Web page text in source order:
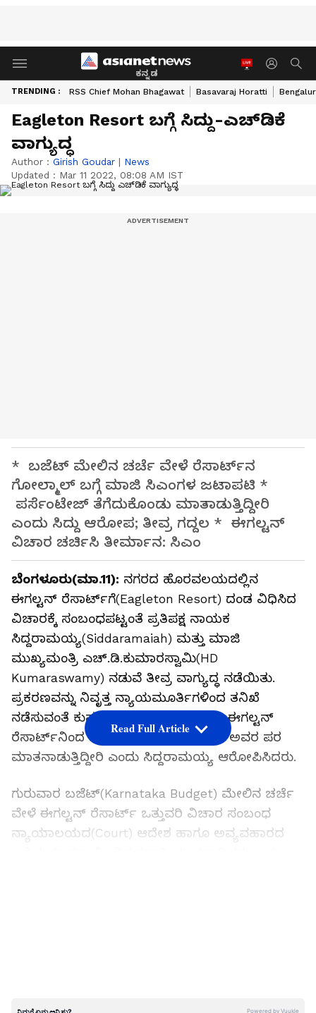
ಕನ್ನಡ
TRENDING : RSS Chief Mohan Bhagawat Basavaraj Horatti
Eagleton Resort ಬಗ್ಗೆ ಸಿದ್ದು-ಎಚ್‌ಡಿಕೆ
ವಾಗ್ಯುದ್ಧ
Author : Girish Goudar | News
Updated : Mar 11 2022, 08:08 AM IST
* ಬಜೆಟ್‌ ಮೇಲಿನ ಚರ್ಚೆ ವೇಳೆ ರೆಸಾರ್ಟ್‌ನ
ಗೋಲ್ಮಾಲ್‌ ಬಗ್ಗೆ ಮಾಜಿ ಸಿಎಂಗಳ ಜಟಾಪಟಿ *
ಪರ್ಸೆಂಟೇಜ್‌ ತೆಗೆದುಕೊಂಡು ಮಾತಾಡುತ್ತಿದ್ದೀರಿ
ಎಂದು ಸಿದ್ದು ಆರೋಪ; ತೀವ್ರ ಗದ್ದಲ * ಈಗಲ್ಟನ್‌
ವಿಚಾರ ಚರ್ಚಿಸಿ ತೀರ್ಮಾನ: ಸಿಎಂ
ಬೆಂಗಳೂರು(ಮಾ.11): ನಗರದ ಹೊರವಲಯದಲ್ಲಿನ
ಈಗಲ್ಟನ್‌ ರೆಸಾರ್ಟ್‌ಗೆ(Eagleton Resort) ದಂಡ ವಿಧಿಸಿದ
ವಿಚಾರಕ್ಕೆ ಸಂಬಂಧಪಟ್ಟಂತೆ ಪ್ರತಿಪಕ್ಷ ನಾಯಕ
ಸಿದ್ದರಾಮಯ್ಯ(Siddaramaiah) ಮತ್ತು ಮಾಜಿ
ಮುಖ್ಯಮಂತ್ರಿ ಎಚ್‌.ಡಿ.ಕುಮಾರಸ್ವಾಮಿ(HD
Kumaraswamy) ನಡುವೆ ತೀವ್ರ ವಾಗ್ಯುದ್ಧ ನಡೆಯಿತು.
ಪ್ರಕರಣವನ್ನು ನಿವೃತ್ತ ನ್ಯಾಯಮೂರ್ತಿಗಳಿಂದ ತನಿಖೆ
ನಡೆಸುವಂತೆ ಕುಮಾರಸ್ವಾಮಿ ಒತ್ತಾಯಿಸಿದರೆ, ಈಗಲ್ಟನ್‌
ರೆಸಾರ್ಟ್‌ನಿಂದ ಪರ್ಸೆಂಟೇಜ್‌ ತೆಗೆದುಕೊಂಡು ಅವರ ಪರ
ಮಾತನಾಡುತ್ತಿದ್ದೀರಿ ಎಂದು ಸಿದ್ದರಾಮಯ್ಯ ಆರೋಪಿಸಿದರು.
ಗುರುವಾರ ಬಜೆಟ್‌(Karnataka Budget) ಮೇಲಿನ ಚರ್ಚೆ
ವೇಳೆ ಈಗಲ್ಟನ್‌ ರೆಸಾರ್ಟ್‌ ಒತ್ತುವರಿ ವಿಚಾರ ಸಂಬಂಧ
ನ್ಯಾಯಾಲಯದ(Court) ಆದೇಶ ಹಾಗೂ ಅವ್ಯವಹಾರದ
Read Full Article